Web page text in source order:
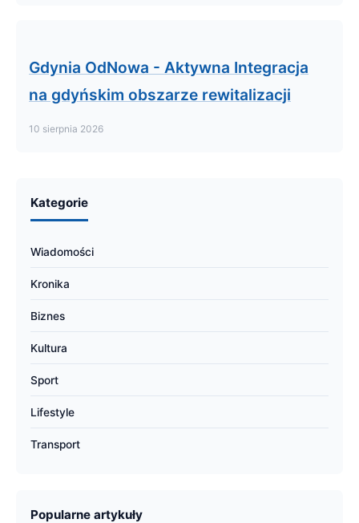
Gdynia OdNowa - Aktywna Integracja
na gdyńskim obszarze rewitalizacji
10 sierpnia 2026
Kategorie
Wiadomości
Kronika
Biznes
Kultura
Sport
Lifestyle
Transport
Popularne artykuły